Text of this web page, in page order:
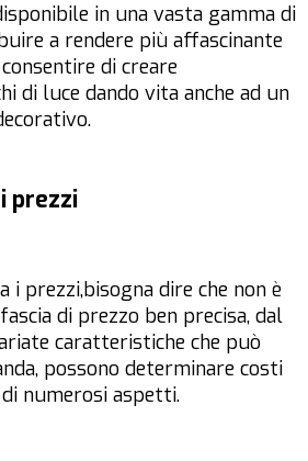
in una vasta gamma di
a rendere più affascinante
di creare
di luce dando vita anche ad un
prezzi
i prezzi,bisogna dire che non è
di prezzo ben precisa, dal
caratteristiche che può
possono determinare costi
numerosi aspetti.